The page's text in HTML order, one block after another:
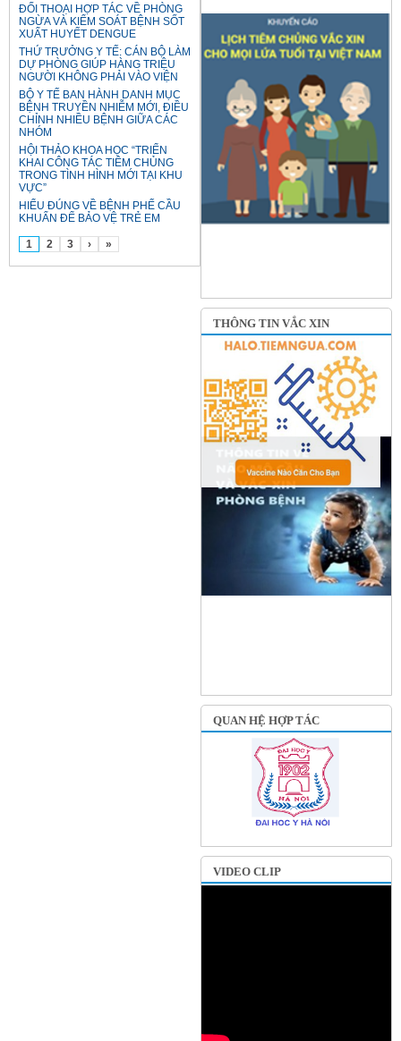
ĐỐI THOẠI HỢP TÁC VỀ PHÒNG
NGỪA VÀ KIỂM SOÁT BỆNH SỐT
XUẤT HUYẾT DENGUE
THỨ TRƯỞNG Y TẾ: CÁN BỘ LÀM
DỰ PHÒNG GIÚP HÀNG TRIỆU
NGƯỜI KHÔNG PHẢI VÀO VIỆN
BỘ Y TẾ BAN HÀNH DANH MỤC
BỆNH TRUYỀN NHIỄM MỚI, ĐIỀU
CHỈNH NHIỀU BỆNH GIỮA CÁC
NHÓM
HỘI THẢO KHOA HỌC “TRIỂN
KHAI CÔNG TÁC TIÊM CHỦNG
TRONG TÌNH HÌNH MỚI TẠI KHU
VỰC”
HIỂU ĐÚNG VỀ BỆNH PHẾ CẦU
KHUẨN ĐỂ BẢO VỆ TRẺ EM
1 2 3 › »
THÔNG TIN VẮC XIN
QUAN HỆ HỢP TÁC
VIDEO CLIP